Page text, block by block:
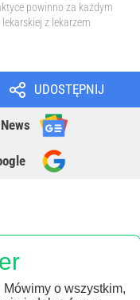
powinno za każdym
z lekarzem
UDOSTĘPNIJ
o wszystkim,